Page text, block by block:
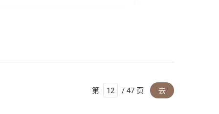
第 / 47 页 去